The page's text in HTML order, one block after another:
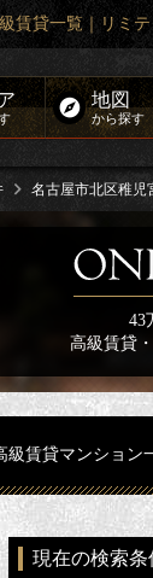
賃貸一覧｜リミ
地図
から探す
名古屋市北区稚児
43
高級賃貸
級賃貸マンション
現在の検索条